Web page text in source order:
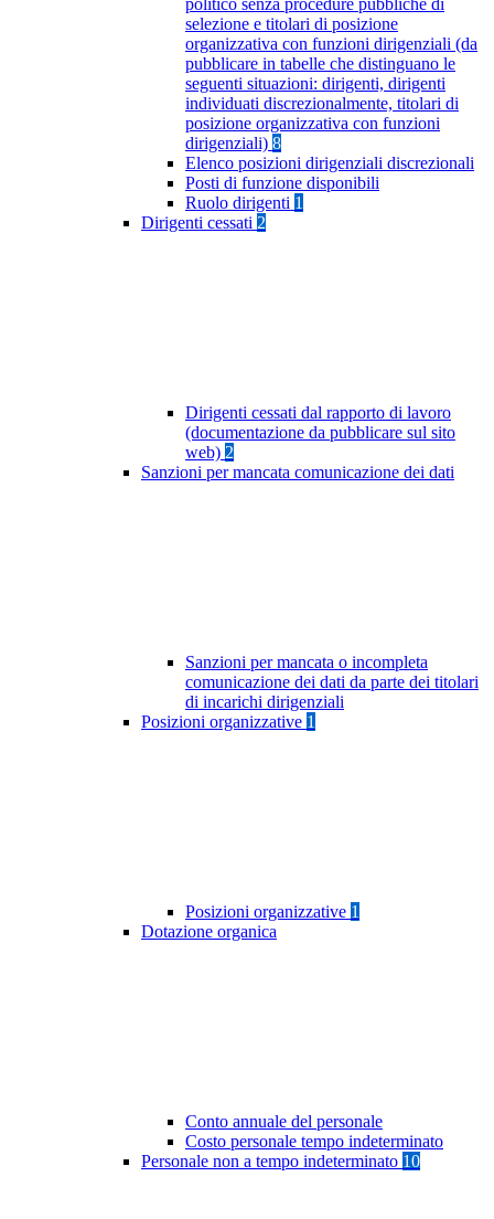
politico senza procedure pubbliche di
selezione e titolari di posizione
organizzativa con funzioni dirigenziali (da
pubblicare in tabelle che distinguano le
seguenti situazioni: dirigenti, dirigenti
individuati discrezionalmente, titolari di
posizione organizzativa con funzioni
dirigenziali) 8
Elenco posizioni dirigenziali discrezionali
Posti di funzione disponibili
Ruolo dirigenti 1
Dirigenti cessati 2
Dirigenti cessati dal rapporto di lavoro
(documentazione da pubblicare sul sito
web) 2
Sanzioni per mancata comunicazione dei dati
Sanzioni per mancata o incompleta
comunicazione dei dati da parte dei titolari
di incarichi dirigenziali
Posizioni organizzative 1
Posizioni organizzative 1
Dotazione organica
Conto annuale del personale
Costo personale tempo indeterminato
Personale non a tempo indeterminato 10